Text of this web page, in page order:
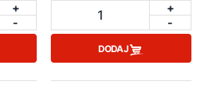
+
-
1
+
-
DODAJ